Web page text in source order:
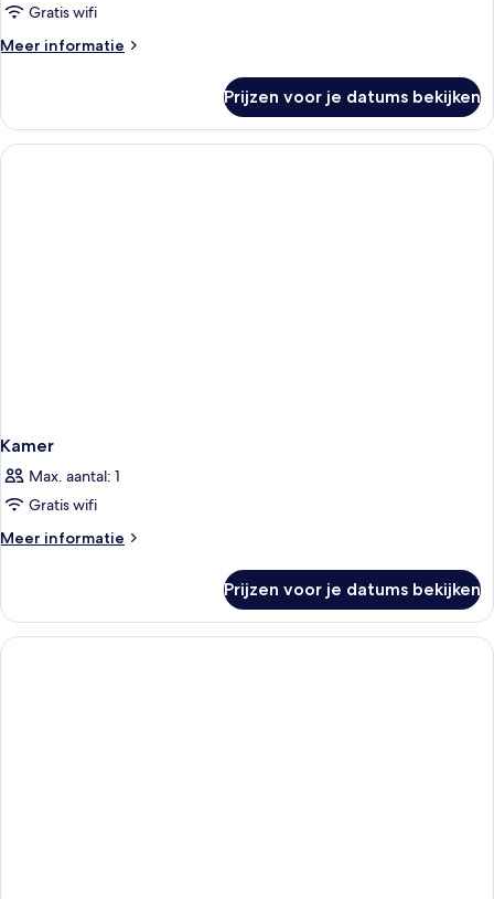
Gratis wifi
Meer informatie
Meer
Prijzen voor je datums bekijken
Kamer
Max. aantal: 1
Gratis wifi
Meer informatie
Meer
Prijzen voor je datums bekijken